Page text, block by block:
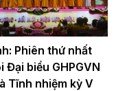
Phiên thứ nhất
Đại biểu GHPGVN
Tĩnh nhiệm kỳ V